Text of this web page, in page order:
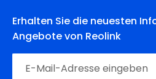
Erhalten Sie die neuesten
Angebote von Reolink